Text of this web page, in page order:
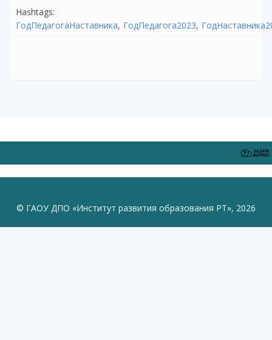
Hashtags:
ГодПедагогаНаставника ГодПедагога2023
© ГАОУ ДПО «Институт развития образования РТ», 2026